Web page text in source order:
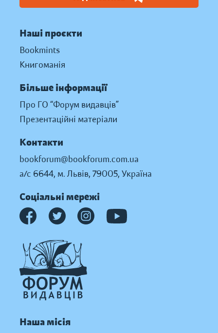
Наші проєкти
Bookmints
Книгоманія
Більше інформації
Про ГО “Форум видавців”
Презентаційні матеріали
Контакти
bookforum@bookforum.com.ua
а/с 6644, м. Львів, 79005, Україна
Соціальні мережі
Наша місія